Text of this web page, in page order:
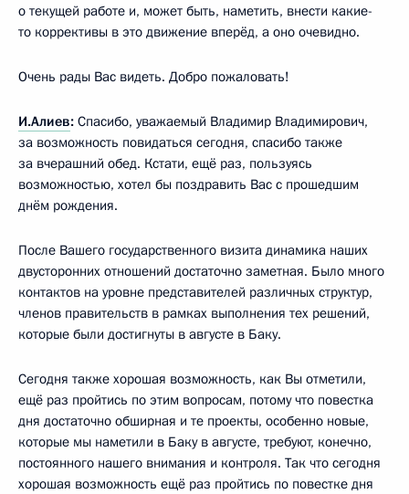
о текущей работе и, может быть, наметить, внести какие-
то коррективы в это движение вперёд, а оно очевидно.
Очень рады Вас видеть. Добро пожаловать!
И.Алиев: Спасибо, уважаемый Владимир Владимирович,
за возможность повидаться сегодня, спасибо также
за вчерашний обед. Кстати, ещё раз, пользуясь
возможностью, хотел бы поздравить Вас с прошедшим
днём рождения.
После Вашего государственного визита динамика наших
двусторонних отношений достаточно заметная. Было много
контактов на уровне представителей различных структур,
членов правительств в рамках выполнения тех решений,
которые были достигнуты в августе в Баку.
Сегодня также хорошая возможность, как Вы отметили,
ещё раз пройтись по этим вопросам, потому что повестка
дня достаточно обширная и те проекты, особенно новые,
которые мы наметили в Баку в августе, требуют, конечно,
постоянного нашего внимания и контроля. Так что сегодня
хорошая возможность ещё раз пройтись по повестке дня